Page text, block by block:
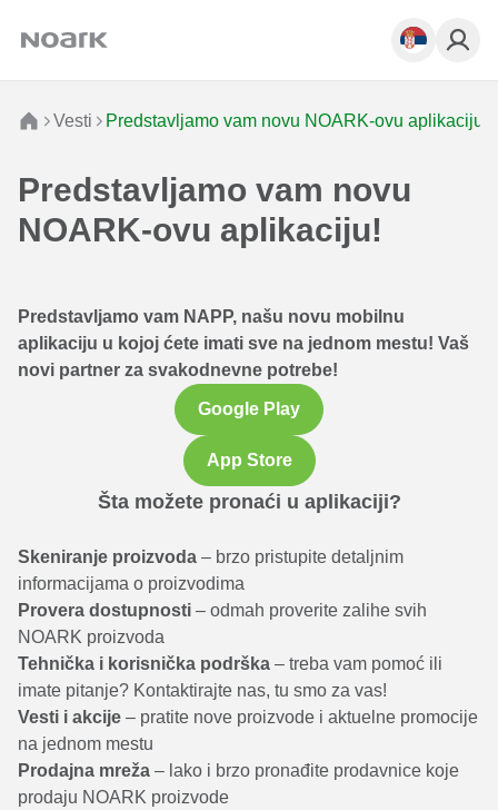
Vesti Predstavljamo vam novu NOARK-ovu aplikaciju!
Predstavljamo vam novu
NOARK-ovu aplikaciju!
Predstavljamo vam NAPP, našu novu mobilnu
aplikaciju u kojoj ćete imati sve na jednom mestu! Vaš
novi partner za svakodnevne potrebe!
Google Play
App Store
Šta možete pronaći u aplikaciji?
Skeniranje proizvoda – brzo pristupite detaljnim
informacijama o proizvodima
Provera dostupnosti – odmah proverite zalihe svih
NOARK proizvoda
Tehnička i korisnička podrška – treba vam pomoć ili
imate pitanje? Kontaktirajte nas, tu smo za vas!
Vesti i akcije – pratite nove proizvode i aktuelne promocije
na jednom mestu
Prodajna mreža – lako i brzo pronađite prodavnice koje
prodaju NOARK proizvode